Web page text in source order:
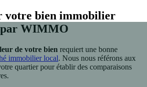
votre bien immobilier
WIMMO
de votre bien requiert une bonne
immobilier local. Nous nous référons aux
quartier pour établir des comparaisons